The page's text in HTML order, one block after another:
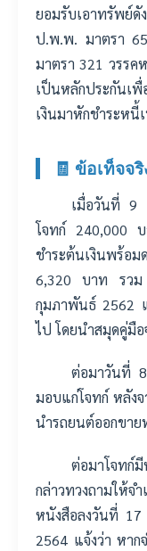
ยอมรับเอาทรัพย์ดั
ป.พ.พ. มาตรา
มาตรา 321 วรรค
เป็นหลักประกันเ
เงินมาหักชำระหนี้
🧾 ข้อเท็จจริ
เมื่อวันที่ 9
โจทก์ 240,000
ชำระต้นเงินพร้อ
6,320 บาท รวม
กุมภาพันธ์ 2562
ไป โดยนำสมุดคู่มื
ต่อมาวันที่
มอบแก่โจทก์ หลัง
นำรถยนต์ออกขาย
ต่อมาโจทก์
กล่าวทวงถามให้
หนังสือลงวันที่
2564 แจ้งว่า หาก